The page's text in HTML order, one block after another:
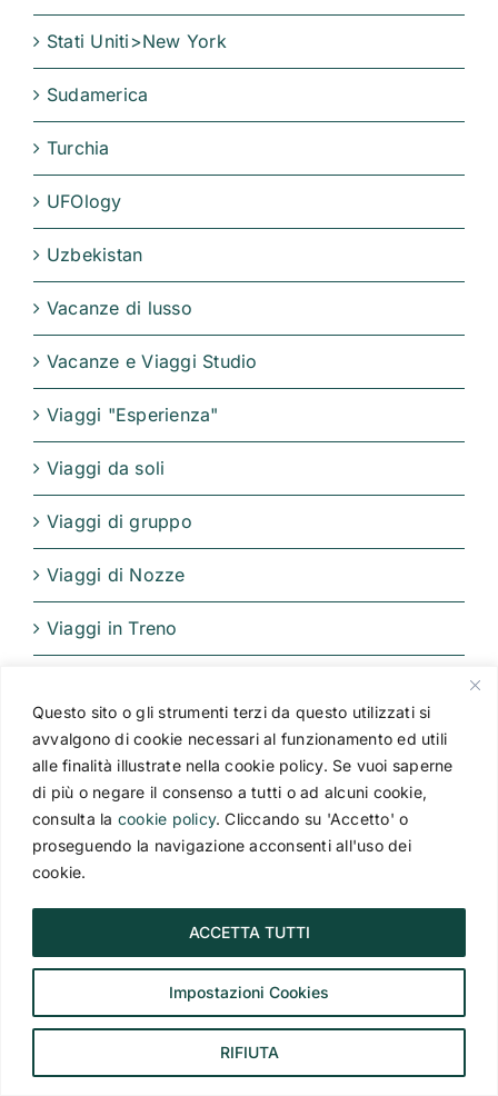
Questo sito o gli strumenti terzi da questo utilizzati si
avvalgono di cookie necessari al funzionamento ed utili
alle finalità illustrate nella cookie policy. Se vuoi saperne
di più o negare il consenso a tutti o ad alcuni cookie,
consulta la cookie policy. Cliccando su 'Accetto' o
proseguendo la navigazione acconsenti all'uso dei
cookie.
Impostazioni Cookies
RIFIUTA
ACCETTA TUTTI
Stati Uniti>New York
Sudamerica
Turchia
UFOlogy
Uzbekistan
Vacanze di lusso
Vacanze e Viaggi Studio
Viaggi "Esperienza"
Viaggi da soli
Viaggi di gruppo
Viaggi di Nozze
Viaggi in Treno
Popolari Recenti
Okinawa, Giappone: cosa vedere,
quando andare e come organizzare
il viaggio
I paradisi nascosti dell’Asia: le più
belle spiagge della Malesia
Viaggio in Cile: scopri il deserto di